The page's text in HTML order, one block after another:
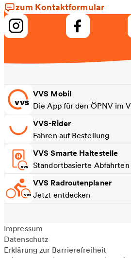
zum Kontaktformular
VVS Mobil
Die App für den ÖPNV im
VVS-Rider
Fahren auf Bestellung
VVS Smarte Haltestelle
Standortbasierte
VVS Radroutenplaner
Jetzt entdecken
Impressum
Datenschutz
Erklärung zur Barrierefreiheit